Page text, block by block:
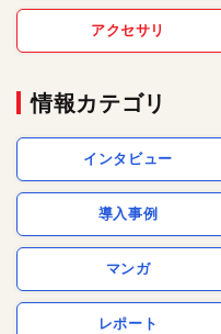
アクセサリ
情報カテゴリ
インタビュー
導入事例
マンガ
レポート